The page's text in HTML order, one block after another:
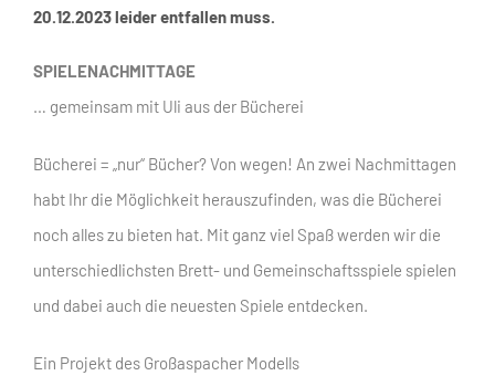
20.12.2023 leider entfallen muss.
SPIELENACHMITTAGE
… gemeinsam mit Uli aus der Bücherei
Bücherei = „nur“ Bücher? Von wegen! An zwei Nachmittagen
habt Ihr die Möglichkeit herauszufinden, was die Bücherei
noch alles zu bieten hat. Mit ganz viel Spaß werden wir die
unterschiedlichsten Brett- und Gemeinschaftsspiele spielen
und dabei auch die neuesten Spiele entdecken.
Ein Projekt des Großaspacher Modells